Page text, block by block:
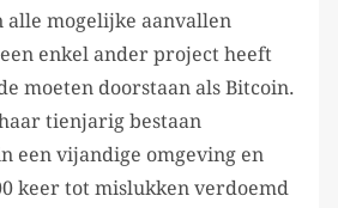
alle mogelijke aanvallen
enkel ander project heeft
moeten doorstaan als Bitcoin.
tienjarig bestaan
een vijandige omgeving en
keer tot mislukken verdoemd